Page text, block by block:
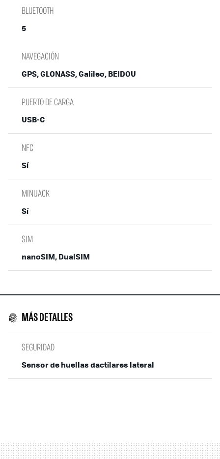
BLUETOOTH
5
NAVEGACIÓN
GPS, GLONASS, Galileo, BEIDOU
PUERTO DE CARGA
USB-C
NFC
Sí
MINIJACK
Sí
SIM
nanoSIM, DualSIM
MÁS DETALLES
SEGURIDAD
Sensor de huellas dactilares lateral